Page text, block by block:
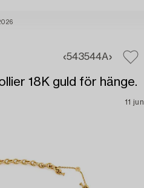
543544A
18K guld för hänge.
11 jun